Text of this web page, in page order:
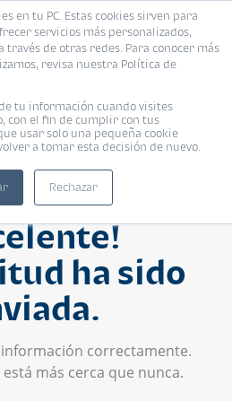
en tu PC. Estas cookies sirven para
servicios más personalizados,
través de otras redes. Para conocer más
revisa nuestra Política de
tu información cuando visites
con el fin de cumplir con tus
usar solo una pequeña cookie
a tomar esta decisión de nuevo.
Rechazar
ha sido
correctamente.
más cerca que nunca.